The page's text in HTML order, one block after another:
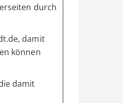
durch
damit
können
damit